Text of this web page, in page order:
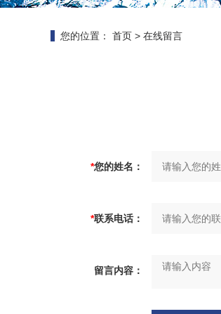
您的位置： 首页 > 在线留言
*您的姓名：
*联系电话：
留言内容：